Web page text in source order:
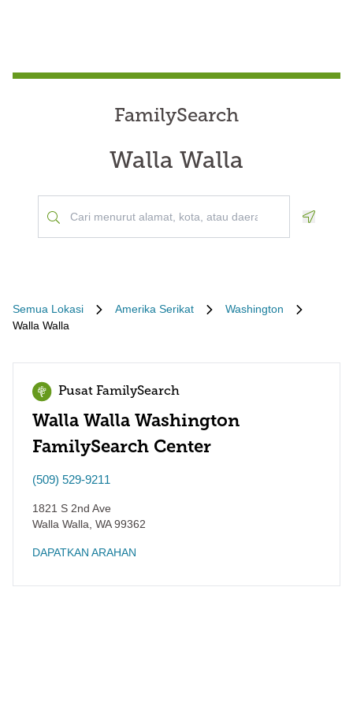
FamilySearch
Walla Walla
Semua Lokasi Amerika Serikat
Washington
Walla Walla
Pusat FamilySearch
Walla Walla Washington
FamilySearch Center
(509) 529-9211
1821 S 2nd Ave
Walla Walla WA99362
DAPATKAN ARAHAN